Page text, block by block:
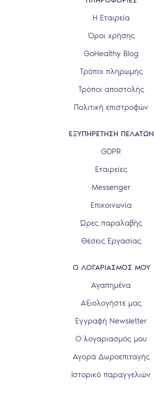
Η Εταιρεία
Όροι χρήσης
GoHealthy Blog
Τρόποι πληρωμής
Τρόποι αποστολής
Πολιτική επιστροφών
ΕΞΥΠΗΡΕΤΗΣΗ ΠΕΛΑΤΩΝ
GDPR
Εταιρείες
Messenger
Επικοινωνία
Ώρες παραλαβής
Θέσεις Εργασίας
Ο ΛΟΓΑΡΙΑΣΜΟΣ ΜΟΥ
Αγαπημένα
Αξιολογήστε μας
Εγγραφή Newsletter
Ο λογαριασμός μου
Αγορά Δωροεπιταγής
Ιστορικό παραγγελιών